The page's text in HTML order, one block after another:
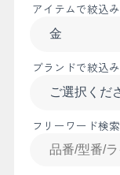
アイテムで絞込み
ブランドで絞込み
フリーワード検索